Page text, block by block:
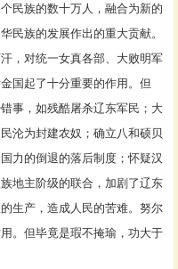
民族的数十万人，融合为新的
族的发展作出的重大贡献。
，对统一女真各部、大败明军
国起了十分重要的作用。但
事，如残酷屠杀辽东军民；大
沦为封建农奴；确立八和硕贝
力的倒退的落后制度；怀疑汉
地主阶级的联合，加剧了辽东
生产，造成人民的苦难。努尔
。但毕竟是瑕不掩瑜，功大于